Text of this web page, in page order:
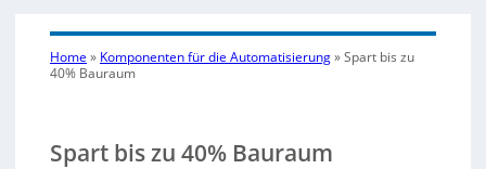
Home » Komponenten für die Automatisierung»Spart bis zu
40% Bauraum
Spart bis zu 40% Bauraum